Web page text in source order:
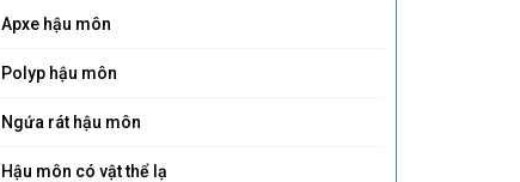
Apxe hậu môn
Polyp hậu môn
Ngứa rát hậu môn
Hậu môn có vật thể lạ